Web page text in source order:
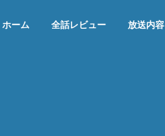
ホーム 全話レビュー 放送内容